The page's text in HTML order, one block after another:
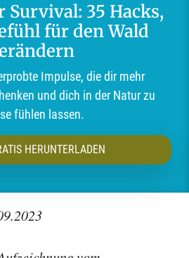
Survival: 35 Hacks,
für den Wald
Impulse, die dir mehr
und dich in der Natur zu
fühlen lassen.
HERUNTERLADEN